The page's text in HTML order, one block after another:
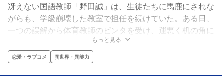
冴えない国語教師「野田誠」は、生徒たちに馬鹿にされな
がらも、学級崩壊した教室で担任を続けていた。ある日、
一つの誤解から体育教師のビンタを受け、運悪く机の角に
頭をぶつけて意識を失ってしまう。しかし、目を覚ますと
目の前に謎のウィンドウが。そこに表示されたクエストを
攻略すると、現実のステータスも上がり、特殊アイテムも
手に入る…!?手に入れた能力で、「野田」は崩壊した学園
もっと見る
恋愛・ラブコメ 異世界・異能力